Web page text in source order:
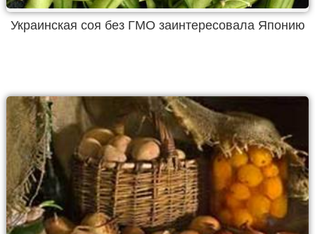
Украинская соя без ГМО заинтересовала Японию